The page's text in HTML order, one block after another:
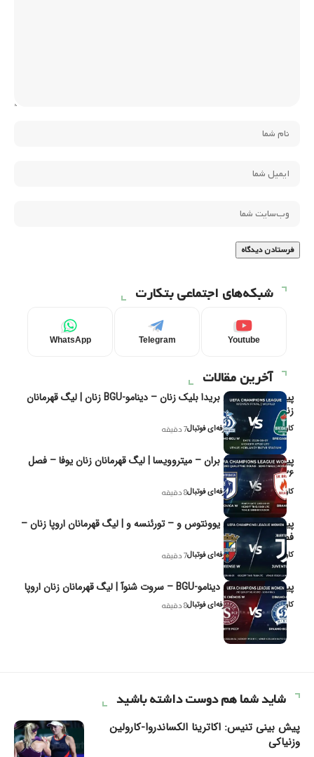
شبکه‌های اجتماعی بتکارت
Youtube
Telegram
WhatsApp
آخرین مقالات
پیش‌بینی و تحلیل بریدا بلیک زنان – دینامو-BGU زنان | لیگ قهرمانان
زنان یوفا
کاوه نیک‌فر، تحلیل‌گر حرفه‌ای فوتبال7 دقیقه
پیش‌بینی و تحلیل بران – میتروویسا | لیگ قهرمانان زنان یوفا – فصل
۲۰۲۶
کاوه نیک‌فر، تحلیل‌گر حرفه‌ای فوتبال8 دقیقه
پیش‌بینی و تحلیل یوونتوس و – تورئنسه و | لیگ قهرمانان اروپا زنان –
فصل ۲۰۲۶
کاوه نیک‌فر، تحلیل‌گر حرفه‌ای فوتبال7 دقیقه
پیش‌بینی و تحلیل دینامو-BGU – سروت شنوآ | لیگ قهرمانان زنان اروپا
کاوه نیک‌فر، تحلیل‌گر حرفه‌ای فوتبال8 دقیقه
شاید شما هم دوست داشته باشید
پیش بینی تنیس: اکاترینا الکساندروا-کارولین
وزنیاکی